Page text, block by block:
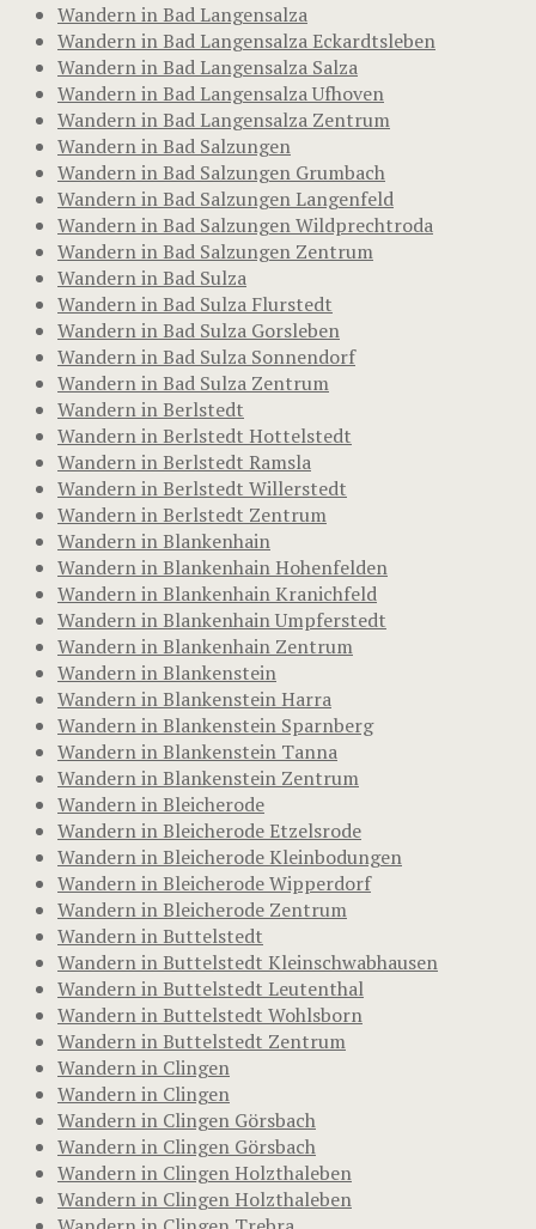
Wandern in Bad Langensalza
Wandern in Bad Langensalza Eckardtsleben
Wandern in Bad Langensalza Salza
Wandern in Bad Langensalza Ufhoven
Wandern in Bad Langensalza Zentrum
Wandern in Bad Salzungen
Wandern in Bad Salzungen Grumbach
Wandern in Bad Salzungen Langenfeld
Wandern in Bad Salzungen Wildprechtroda
Wandern in Bad Salzungen Zentrum
Wandern in Bad Sulza
Wandern in Bad Sulza Flurstedt
Wandern in Bad Sulza Gorsleben
Wandern in Bad Sulza Sonnendorf
Wandern in Bad Sulza Zentrum
Wandern in Berlstedt
Wandern in Berlstedt Hottelstedt
Wandern in Berlstedt Ramsla
Wandern in Berlstedt Willerstedt
Wandern in Berlstedt Zentrum
Wandern in Blankenhain
Wandern in Blankenhain Hohenfelden
Wandern in Blankenhain Kranichfeld
Wandern in Blankenhain Umpferstedt
Wandern in Blankenhain Zentrum
Wandern in Blankenstein
Wandern in Blankenstein Harra
Wandern in Blankenstein Sparnberg
Wandern in Blankenstein Tanna
Wandern in Blankenstein Zentrum
Wandern in Bleicherode
Wandern in Bleicherode Etzelsrode
Wandern in Bleicherode Kleinbodungen
Wandern in Bleicherode Wipperdorf
Wandern in Bleicherode Zentrum
Wandern in Buttelstedt
Wandern in Buttelstedt Kleinschwabhausen
Wandern in Buttelstedt Leutenthal
Wandern in Buttelstedt Wohlsborn
Wandern in Buttelstedt Zentrum
Wandern in Clingen
Wandern in Clingen
Wandern in Clingen Görsbach
Wandern in Clingen Görsbach
Wandern in Clingen Holzthaleben
Wandern in Clingen Holzthaleben